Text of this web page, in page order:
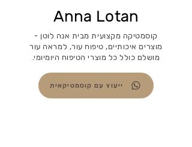
Anna Lotan
קוסמטיקה מקצועית מבית אנה לוטן -
מוצרים איכותיים, טיפוח עור, למראה עור
מושלם כולל כל מוצרי הטיפוח היומיומי.
ייעוץ עם קוסמטיקאית